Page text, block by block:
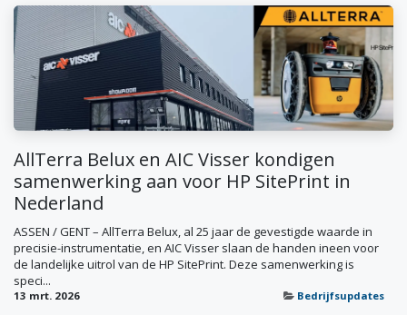
AllTerra Belux en AIC Visser kondigen
samenwerking aan voor HP SitePrint in
Nederland
ASSEN / GENT – AllTerra Belux, al 25 jaar de gevestigde waarde in
precisie-instrumentatie, en AIC Visser slaan de handen ineen voor
de landelijke uitrol van de HP SitePrint. Deze samenwerking is
speci...
13 mrt. 2026 Bedrijfsupdates